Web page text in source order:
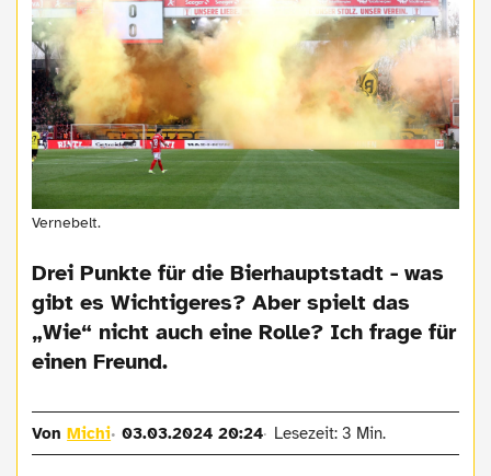
Vernebelt.
Drei Punkte für die Bierhauptstadt - was
gibt es Wichtigeres? Aber spielt das
„Wie“ nicht auch eine Rolle? Ich frage für
einen Freund.
VonMichi 03.03.2024 20:24 Lesezeit: 3 Min.